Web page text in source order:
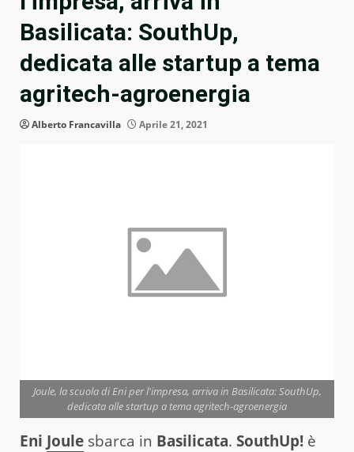
Basilicata: SouthUp,
dedicata alle startup a tema
agritech-agroenergia
Alberto Francavilla Aprile 21, 2021
Joule, la scuola di Eni per l'impresa, arriva in Basilicata: SouthUp,
dedicata alle startup a tema agritech-agroenergia
Eni Joule sbarca in Basilicata. SouthUp! è